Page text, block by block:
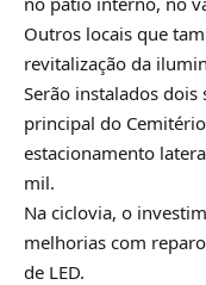
Outros locais que
revitalização da
Serão instalados
principal do
estacionamento
mil.
Na ciclovia, o
melhorias com
de LED.